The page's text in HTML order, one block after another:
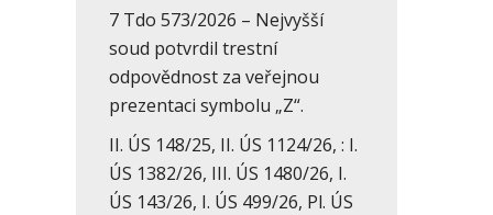
7 Tdo 573/2026 – Nejvyšší
soud potvrdil trestní
odpovědnost za veřejnou
prezentaci symbolu „Z“.
II. ÚS 148/25, II. ÚS 1124/26, : I.
ÚS 1382/26, III. ÚS 1480/26, I.
ÚS 143/26, I. ÚS 499/26, Pl. ÚS